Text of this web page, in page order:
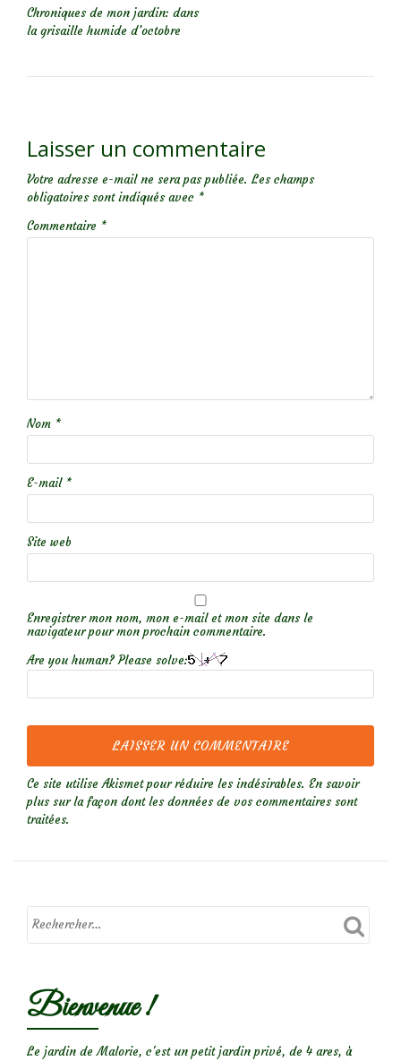
Chroniques de mon jardin: dans
la grisaille humide d’octobre
Laisser un commentaire
Votre adresse e-mail ne sera pas publiée. Les champs
obligatoires sont indiqués avec *
Commentaire *
Nom *
E-mail *
Site web
Enregistrer mon nom, mon e-mail et mon site dans le
navigateur pour mon prochain commentaire.
Are you human? Please solve:
Ce site utilise Akismet pour réduire les indésirables. En savoir
plus sur la façon dont les données de vos commentaires sont
traitées.
Bienvenue !
Le jardin de Malorie, c'est un petit jardin privé, de 4 ares, à